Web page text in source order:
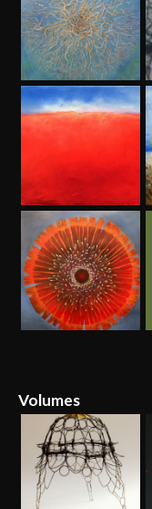
Volumes